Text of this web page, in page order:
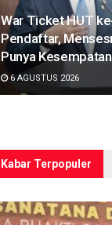
War Ticket HUT
Pendaftar,
Punya Kesempatan
6 AGUSTUS 2026
Kabar Terpopuler